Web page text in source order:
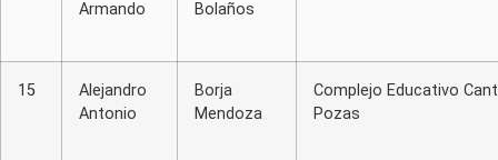
Armando
Bolaños
15
Alejandro
Antonio
Borja
Mendoza
Complejo Educativo
Pozas